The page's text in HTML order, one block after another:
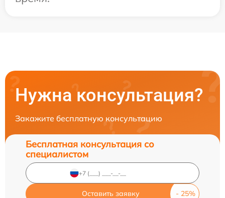
Нужна консультация?
Закажите бесплатную консультацию
Бесплатная консультация со
специалистом
Оставить заявку